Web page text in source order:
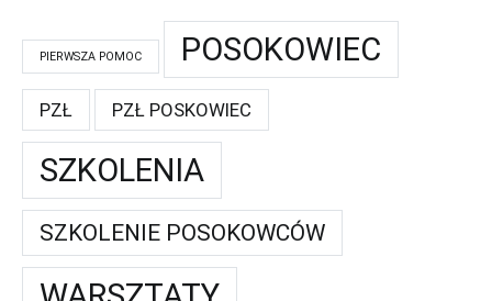
PIERWSZA POMOC POSOKOWIEC
PZŁ PZŁ POSKOWIEC
SZKOLENIA
SZKOLENIE POSOKOWCÓW